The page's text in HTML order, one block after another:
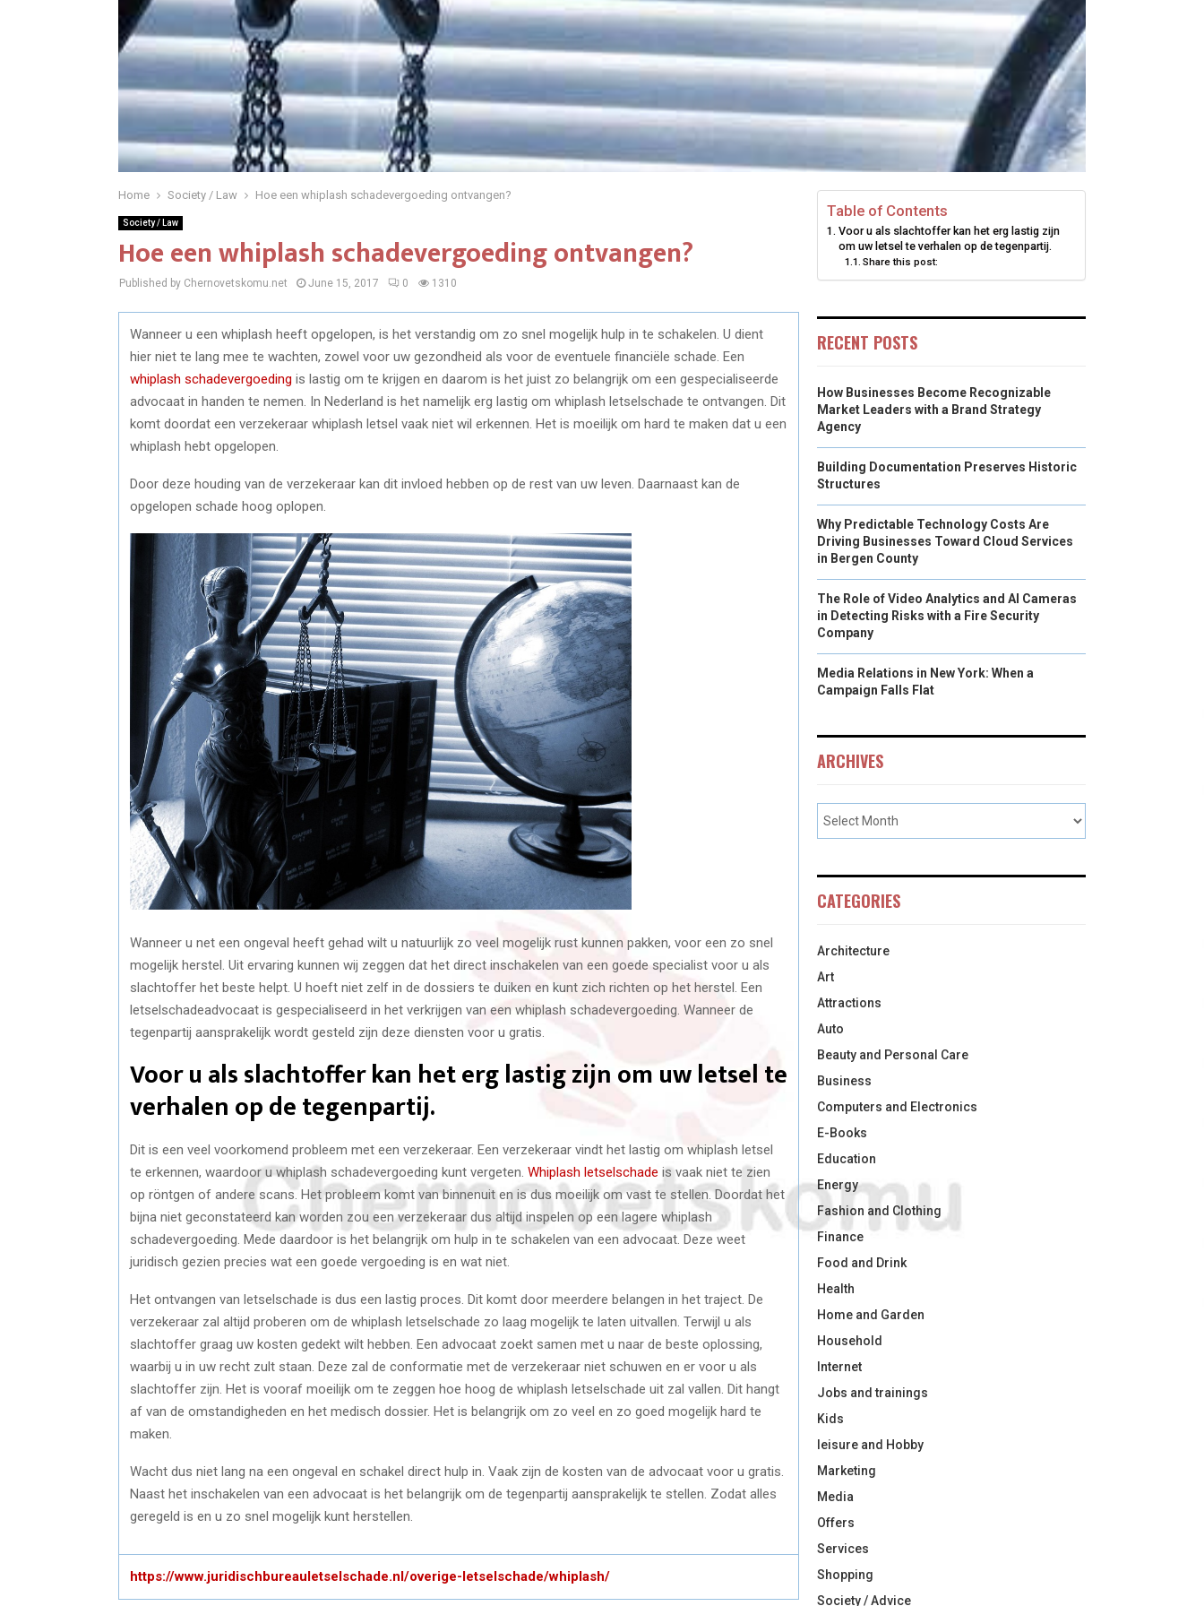
Home Society / Law Hoe een whiplash schadevergoeding ontvangen?
Society / Law
Hoe een whiplash schadevergoeding ontvangen?
Published by Chernovetskomu.net June 15, 2017 0 1310
Wanneer u een whiplash heeft opgelopen, is het verstandig om zo snel mogelijk hulp in te schakelen. U dient
hier niet te lang mee te wachten, zowel voor uw gezondheid als voor de eventuele financiële schade. Een
whiplash schadevergoeding is lastig om te krijgen en daarom is het juist zo belangrijk om een gespecialiseerde
advocaat in handen te nemen. In Nederland is het namelijk erg lastig om whiplash letselschade te ontvangen. Dit
komt doordat een verzekeraar whiplash letsel vaak niet wil erkennen. Het is moeilijk om hard te maken dat u een
whiplash hebt opgelopen.
Door deze houding van de verzekeraar kan dit invloed hebben op de rest van uw leven. Daarnaast kan de
opgelopen schade hoog oplopen.
Wanneer u net een ongeval heeft gehad wilt u natuurlijk zo veel mogelijk rust kunnen pakken, voor een zo snel
mogelijk herstel. Uit ervaring kunnen wij zeggen dat het direct inschakelen van een goede specialist voor u als
slachtoffer het beste helpt. U hoeft niet zelf in de dossiers te duiken en kunt zich richten op het herstel. Een
letselschadeadvocaat is gespecialiseerd in het verkrijgen van een whiplash schadevergoeding. Wanneer de
tegenpartij aansprakelijk wordt gesteld zijn deze diensten voor u gratis.
Voor u als slachtoffer kan het erg lastig zijn om uw letsel te
verhalen op de tegenpartij.
Dit is een veel voorkomend probleem met een verzekeraar. Een verzekeraar vindt het lastig om whiplash letsel
te erkennen, waardoor u whiplash schadevergoeding kunt vergeten. Whiplash letselschade is vaak niet te zien
op röntgen of andere scans. Het probleem komt van binnenuit en is dus moeilijk om vast te stellen. Doordat het
bijna niet geconstateerd kan worden zou een verzekeraar dus altijd inspelen op een lagere whiplash
schadevergoeding. Mede daardoor is het belangrijk om hulp in te schakelen van een advocaat. Deze weet
juridisch gezien precies wat een goede vergoeding is en wat niet.
Het ontvangen van letselschade is dus een lastig proces. Dit komt door meerdere belangen in het traject. De
verzekeraar zal altijd proberen om de whiplash letselschade zo laag mogelijk te laten uitvallen. Terwijl u als
slachtoffer graag uw kosten gedekt wilt hebben. Een advocaat zoekt samen met u naar de beste oplossing,
waarbij u in uw recht zult staan. Deze zal de conformatie met de verzekeraar niet schuwen en er voor u als
slachtoffer zijn. Het is vooraf moeilijk om te zeggen hoe hoog de whiplash letselschade uit zal vallen. Dit hangt
af van de omstandigheden en het medisch dossier. Het is belangrijk om zo veel en zo goed mogelijk hard te
maken.
Wacht dus niet lang na een ongeval en schakel direct hulp in. Vaak zijn de kosten van de advocaat voor u gratis.
Naast het inschakelen van een advocaat is het belangrijk om de tegenpartij aansprakelijk te stellen. Zodat alles
geregeld is en u zo snel mogelijk kunt herstellen.
https://www.juridischbureauletselschade.nl/overige-letselschade/whiplash/
Table of Contents
Voor u als slachtoffer kan het erg lastig zijn
om uw letsel te verhalen op de tegenpartij.
Share this post:
RECENT POSTS
How Businesses Become Recognizable
Market Leaders with a Brand Strategy
Agency
Building Documentation Preserves Historic
Structures
Why Predictable Technology Costs Are
Driving Businesses Toward Cloud Services
in Bergen County
The Role of Video Analytics and AI Cameras
in Detecting Risks with a Fire Security
Company
Media Relations in New York: When a
Campaign Falls Flat
ARCHIVES
CATEGORIES
Architecture
Art
Attractions
Auto
Beauty and Personal Care
Business
Computers and Electronics
E-Books
Education
Energy
Fashion and Clothing
Finance
Food and Drink
Health
Home and Garden
Household
Internet
Jobs and trainings
Kids
leisure and Hobby
Marketing
Media
Offers
Services
Shopping
Society / Advice